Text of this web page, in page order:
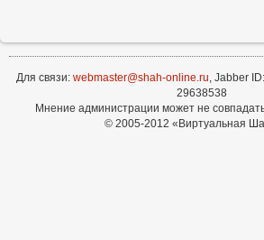
Для связи: webmaster@shah-online.ru, Jabber ID:
29638538
Мнение администрации может не
© 2005-2012 «Виртуальная